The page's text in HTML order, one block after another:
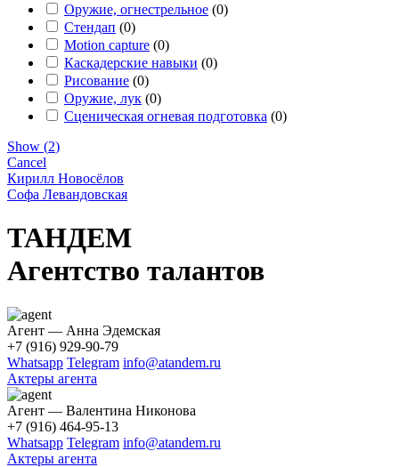
Оружие, огнестрельное (0)
Стендап (0)
Motion capture (0)
Каскадерские навыки (0)
Рисование (0)
Оружие, лук (0)
Сценическая огневая подготовка (0)
Show (2)
Cancel
Кирилл Новосёлов
Софа Левандовская
ТАНДЕМ
Агентство талантов
Агент — Анна Эдемская
+7 (916) 929-90-79
Whatsapp Telegram info@atandem.ru
Актеры агента
Агент — Валентина Никонова
+7 (916) 464-95-13
Whatsapp Telegram info@atandem.ru
Актеры агента